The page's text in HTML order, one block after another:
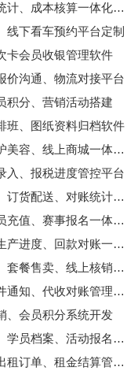
食堂后勤管控系统，食材采购、就餐统计、成本核算一体化软件
线下看车预约平台定制
卡会员收银管理软件
价沟通、物流对接平台
积分、营销活动搭建
班、图纸资料归档软件
宠物医院小程序开发，疫苗预约、洗护美容、线上商城一体化平台
入、报税进度管控平台
水产批发进销存系统，鲜活货品库存、订货配送、对账统计软件
篮球场馆小程序开发，场地预定、会员充值、赛事报名一体化管理系统
五金加工订单管理系统，报价下单、生产进度、回款对账一体化
温泉民宿预约小程序，客房泡池预订、套餐售卖、线上核销平台
快递驿站系统开发，出入库扫码、取件通知、代收对账管理软件
、会员积分系统开发
舞蹈培训机构小程序开发，约课消课、学员档案、活动报名平台
工程设备租赁管理系统，设备台账、出租订单、租金结算管控软件